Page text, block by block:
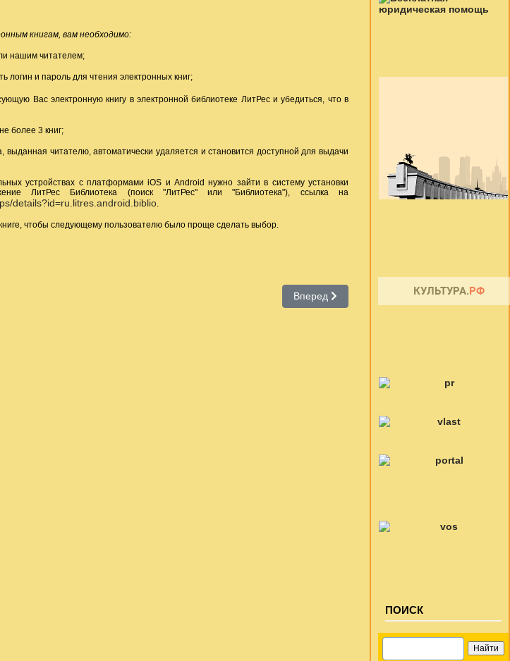
книгам, вам необходимо:
нашим читателем;
логин и пароль для чтения электронных книг;
Вас электронную книгу в электронной библиотеке ЛитРес и убедиться, что в
более 3 книг;
выданная читателю, автоматически удаляется и становится доступной для выдачи
устройствах с платформами iOS и Android нужно зайти в систему установки
ЛитРес Библиотека (поиск "ЛитРес" или "Библиотека"), ссылка на
details?id=ru.litres.android.biblio.
чтобы следующему пользователю было проще сделать выбор.
Онлайн-Библиотека для инвалидов по зрению «Логос» Следующий: Электронные библиотеки
Вперед
ПОИСК